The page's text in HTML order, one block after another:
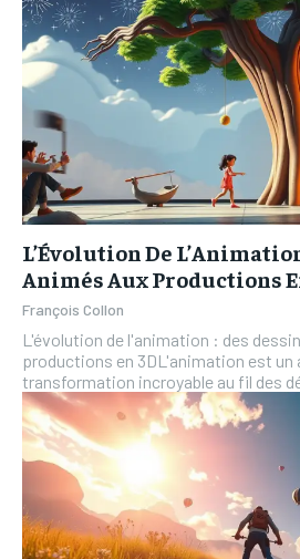
L’Évolution De
Animés Aux Productions
François Collon
L'évolution de l'animation : des
productions en 3DL'animation est un
transformation incroyable au fil des